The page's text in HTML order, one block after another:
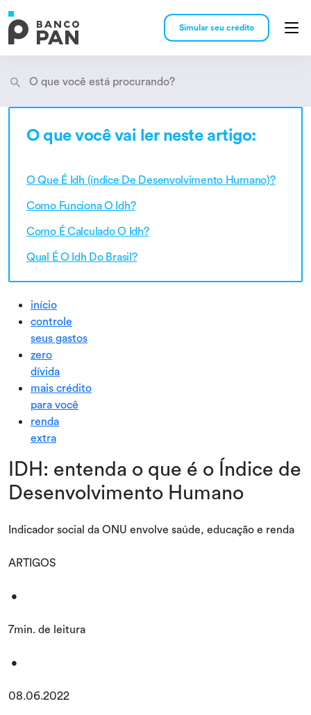
Simular seu crédito
Encontramos
O que você vai ler neste artigo:
O Que É Idh (índice De Desenvolvimento Humano)?
Como Funciona O Idh?
Como É Calculado O Idh?
Qual É O Idh Do Brasil?
início
controle
seus gastos
zero
dívida
mais crédito
para você
renda
extra
IDH: entenda o que é o Índice de
Desenvolvimento Humano
Indicador social da ONU envolve saúde, educação e renda
ARTIGOS
•
7min. de leitura
•
08.06.2022